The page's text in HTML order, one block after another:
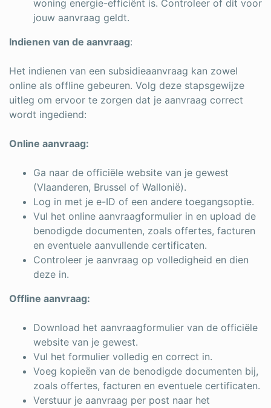
woning energie-efficiënt is. Controleer of dit voor
jouw aanvraag geldt.
Indienen van de aanvraag:
Het indienen van een subsidieaanvraag kan zowel
online als offline gebeuren. Volg deze stapsgewijze
uitleg om ervoor te zorgen dat je aanvraag correct
wordt ingediend:
Online aanvraag:
Ga naar de officiële website van je gewest
(Vlaanderen, Brussel of Wallonië).
Log in met je e-ID of een andere toegangsoptie.
Vul het online aanvraagformulier in en upload de
benodigde documenten, zoals offertes, facturen
en eventuele aanvullende certificaten.
Controleer je aanvraag op volledigheid en dien
deze in.
Offline aanvraag:
Download het aanvraagformulier van de officiële
website van je gewest.
Vul het formulier volledig en correct in.
Voeg kopieën van de benodigde documenten bij,
zoals offertes, facturen en eventuele certificaten.
Verstuur je aanvraag per post naar het